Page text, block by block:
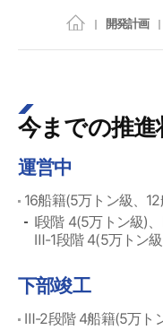
開発計画
今までの推進
運営中
16船籍(5万トン級、
Ⅰ段階 4(5万トン級)
Ⅲ-1段階 4(5万トン
下部竣工
Ⅲ-2段階 4船籍(5万ト